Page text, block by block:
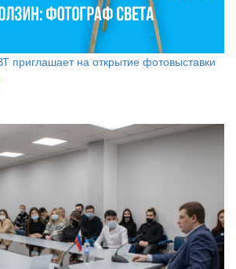
приглашает на открытие фотовыставки